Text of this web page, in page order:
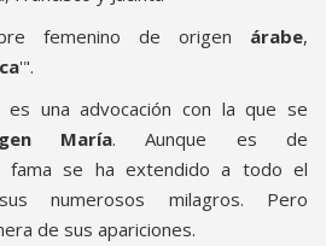
femenino de origen árabe,
'".
es una advocación con la que se
María. Aunque es de
fama se ha extendido a todo el
numerosos milagros. Pero
de sus apariciones.